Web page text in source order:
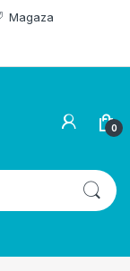
Magaza
0